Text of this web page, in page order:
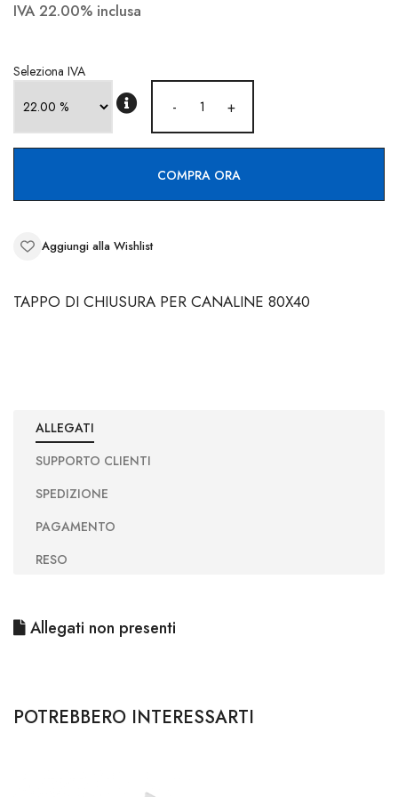
CONTATTI
IVA 22.00% inclusa
Seleziona IVA
- +
COMPRA ORA
Aggiungi alla Wishlist
TAPPO DI CHIUSURA PER CANALINE 80X40
ALLEGATI
SUPPORTO CLIENTI
SPEDIZIONE
PAGAMENTO
RESO
Allegati non presenti
POTREBBERO INTERESSARTI